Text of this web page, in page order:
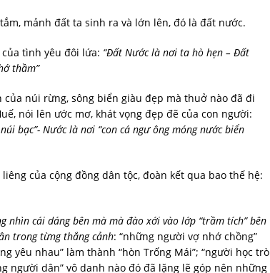
mảnh đất ta sinh ra và lớn lên, đó là đất nước.
tình yêu đôi lứa: “Đất Nước là nơi ta hò hẹn – Đất
thầm”
núi rừng, sông biển giàu đẹp mà thuở nào đã đi
nói lên ước mơ, khát vọng đẹp đẽ của con người:
bạc”- Nước là nơi “con cá ngư ông móng nước biển
của cộng đồng dân tộc, đoàn kết qua bao thế hệ:
nhìn cái dáng bên mà mà đào xới vào lớp “trầm tích” bên
trong từng thắng cảnh: “những người vợ nhớ chồng”
yêu nhau” làm thành “hòn Trống Mái”; “người học trò
người dân” vô danh nào đó đã lặng lẽ góp nên những